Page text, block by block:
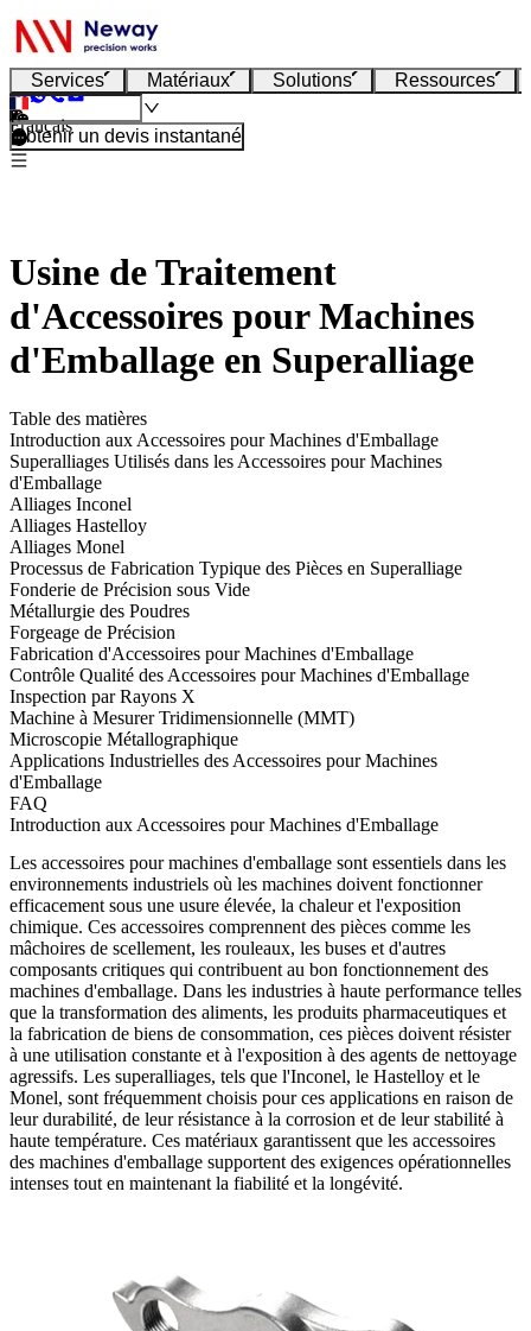
Services Matériaux Solutions Ressources
Français
Obtenir un devis instantané
Usine de Traitement
d'Accessoires pour Machines
d'Emballage en Superalliage
Table des matières
Introduction aux Accessoires pour Machines d'Emballage
Superalliages Utilisés dans les Accessoires pour Machines
d'Emballage
Alliages Inconel
Alliages Hastelloy
Alliages Monel
Processus de Fabrication Typique des Pièces en Superalliage
Fonderie de Précision sous Vide
Métallurgie des Poudres
Forgeage de Précision
Fabrication d'Accessoires pour Machines d'Emballage
Contrôle Qualité des Accessoires pour Machines d'Emballage
Inspection par Rayons X
Machine à Mesurer Tridimensionnelle (MMT)
Microscopie Métallographique
Applications Industrielles des Accessoires pour Machines
d'Emballage
FAQ
Introduction aux Accessoires pour Machines d'Emballage
Les accessoires pour machines d'emballage sont essentiels dans les
environnements industriels où les machines doivent fonctionner
efficacement sous une usure élevée, la chaleur et l'exposition
chimique. Ces accessoires comprennent des pièces comme les
mâchoires de scellement, les rouleaux, les buses et d'autres
composants critiques qui contribuent au bon fonctionnement des
machines d'emballage. Dans les industries à haute performance telles
que la transformation des aliments, les produits pharmaceutiques et
la fabrication de biens de consommation, ces pièces doivent résister
à une utilisation constante et à l'exposition à des agents de nettoyage
agressifs. Les superalliages, tels que l'Inconel, le Hastelloy et le
Monel, sont fréquemment choisis pour ces applications en raison de
leur durabilité, de leur résistance à la corrosion et de leur stabilité à
haute température. Ces matériaux garantissent que les accessoires
des machines d'emballage supportent des exigences opérationnelles
intenses tout en maintenant la fiabilité et la longévité.